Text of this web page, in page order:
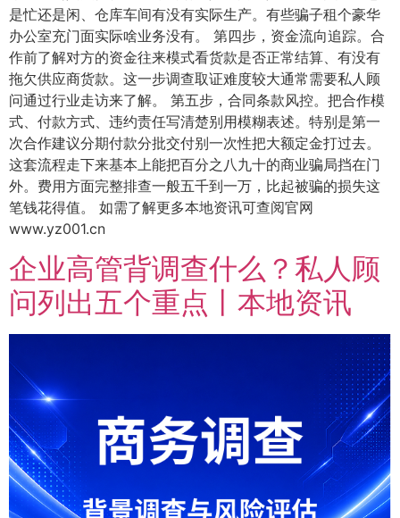
是忙还是闲、仓库车间有没有实际生产。有些骗子租个豪华
办公室充门面实际啥业务没有。 第四步，资金流向追踪。合
作前了解对方的资金往来模式看货款是否正常结算、有没有
拖欠供应商货款。这一步调查取证难度较大通常需要私人顾
问通过行业走访来了解。 第五步，合同条款风控。把合作模
式、付款方式、违约责任写清楚别用模糊表述。特别是第一
次合作建议分期付款分批交付别一次性把大额定金打过去。
这套流程走下来基本上能把百分之八九十的商业骗局挡在门
外。费用方面完整排查一般五千到一万，比起被骗的损失这
笔钱花得值。 如需了解更多本地资讯可查阅官网
www.yz001.cn
企业高管背调查什么？私人顾
问列出五个重点丨本地资讯